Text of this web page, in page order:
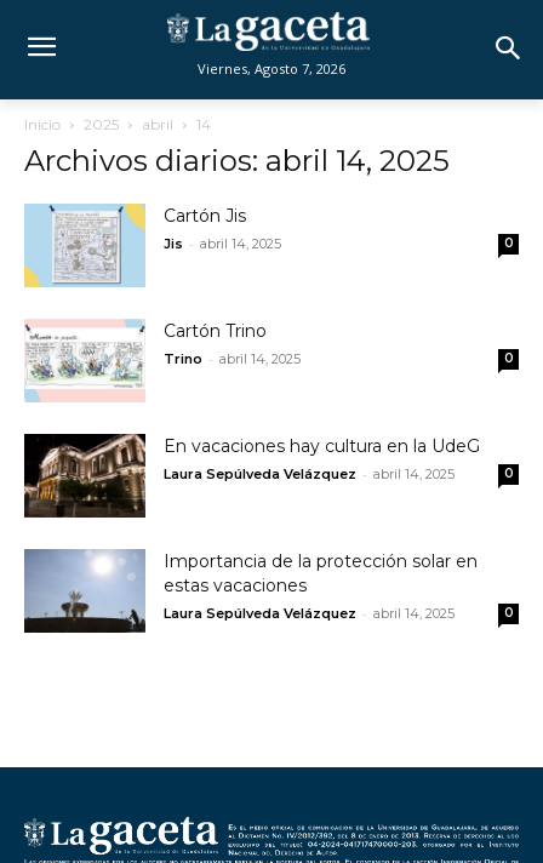
Viernes, Agosto 7, 2026
Inicio 2025 abril 14
Archivos diarios: abril 14, 2025
Cartón Jis
Jis - abril 14, 2025 0
Cartón Trino
Trino - abril 14, 2025 0
En vacaciones hay cultura en la UdeG
Laura Sepúlveda Velázquez - abril 14, 2025 0
Importancia de la protección solar en
estas vacaciones
Laura Sepúlveda Velázquez - abril 14, 2025 0